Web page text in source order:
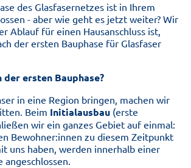
des Glasfasernetzes ist in Ihrem
- aber wie geht es jetzt weiter? Wir
Ablauf für einen Hausanschluss ist,
der ersten Bauphase für Glasfaser
ersten Bauphase?
in eine Region bringen, machen wir
Beim Initialausbau (erste
wir ein ganzes Gebiet auf einmal:
Bewohner:innen zu diesem Zeitpunkt
uns haben, werden innerhalb einer
angeschlossen.